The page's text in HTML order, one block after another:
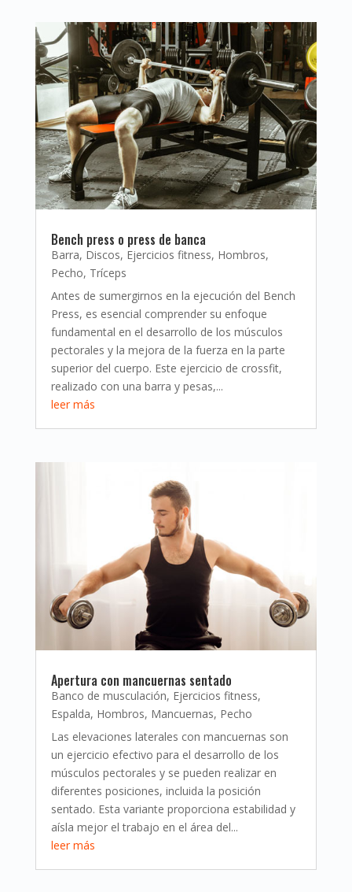
Bench press o press de banca
Barra, Discos, Ejercicios fitness, Hombros,
Pecho, Tríceps
Antes de sumergirnos en la ejecución del Bench
Press, es esencial comprender su enfoque
fundamental en el desarrollo de los músculos
pectorales y la mejora de la fuerza en la parte
superior del cuerpo. Este ejercicio de crossfit,
realizado con una barra y pesas,...
leer más
Apertura con mancuernas sentado
Banco de musculación, Ejercicios fitness,
Espalda, Hombros, Mancuernas, Pecho
Las elevaciones laterales con mancuernas son
un ejercicio efectivo para el desarrollo de los
músculos pectorales y se pueden realizar en
diferentes posiciones, incluida la posición
sentado. Esta variante proporciona estabilidad y
aísla mejor el trabajo en el área del...
leer más